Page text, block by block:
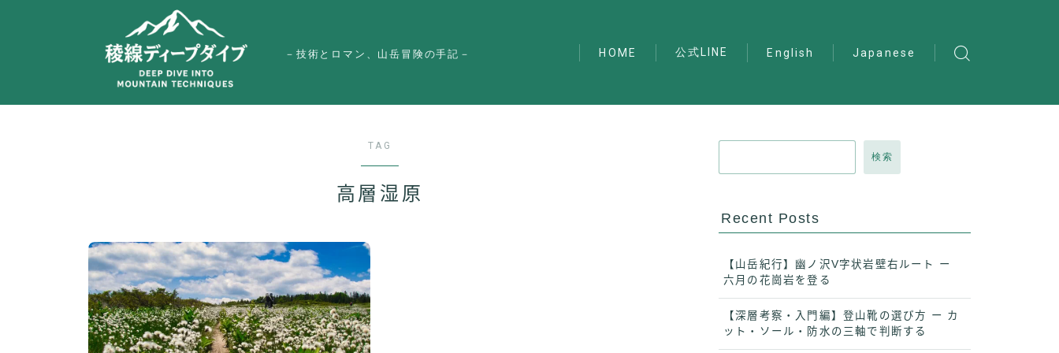
－技術とロマン、山岳冒険の手記－ HOME 公式LINE English Japanese
TAG
高層湿原
検索
Recent Posts
【山岳紀行】幽ノ沢V字状岩壁右ルート ー
六月の花崗岩を登る
【深層考察・入門編】登山靴の選び方 ー カ
ット・ソール・防水の三軸で判断する